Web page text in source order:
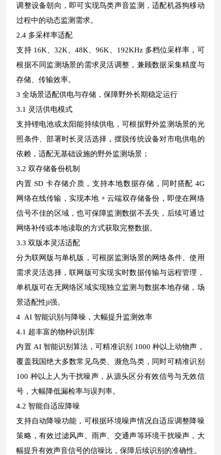
调整设备朝向，即可实现鸟类声音监测，适配机器狗移动
过程中的动态监测需求。
2.4 多采样率适配
支持 16K、32K、48K、96K、192KHz 多档位采样率，可
根据不同监测场景的需求灵活调整，兼顾数据采集精度与
存储、传输效率。
3 全场景适配供电与存储，保障野外长期稳定运行
3.1 灵活供电模式
支持锂电池或太阳能持续供电，可根据野外监测场景的光
照条件、部署时长灵活选择，摆脱传统设备对市电供电的
依赖，适配无基础设施的野外监测场景；
3.2 双存储备份机制
内置 SD 卡存储介质，支持本地数据存储，同时搭配 4G
网络在线传输，实现本地 + 云端双存储备份，即使在网络
信号不佳的区域，也可保障监测数据不丢失，后续可通过
网络补传或本地读取的方式获取完整数据。
3.3 双版本灵活适配
分为联网版与单机版，可根据监测场景的网络条件、使用
需求灵活选择，联网版可实现实时数据传输与远程管理，
单机版可在无网络区域实现独立监测与数据本地存储，场
景适配性ji强。
4 AI 智能识别与降噪，大幅提升监测效率
4.1 超丰富的物种识别库
内置 AI 智能识别算法，可精准识别 1000 种以上动物声，
覆盖我国绝大多数常见鸟类、濒危鸟类，同时可精准识别
100 种以上人为干扰噪声，从源头区分有效信号与无效信
号，大幅降低漏检率与误判率。
4.2 智能自适应降噪
支持自动降噪功能，可根据环境噪声情况自适应调整降噪
策略，有效过滤风声、雨声、交通声等环境干扰噪声，大
幅提升有效声音信号的信噪比，保障后续识别的准确性。